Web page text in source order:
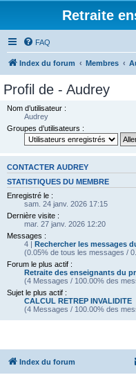
Retraite
FAQ
Index du forum Membres
Profil de - Audrey
Nom d’utilisateur :
Audrey
Groupes d’utilisateurs :
CONTACTER AUDREY
STATISTIQUES DU MEMBRE
Enregistré le :
sam. 24 janv. 2026 17:15
Dernière visite :
mar. 27 janv. 2026 12:20
Messages :
4 | Rechercher les messages
(0.05% de tous les messages /
Forum le plus actif :
Retraite des enseignants du
(4 Messages / 100.00% des
Sujet le plus actif :
CALCUL RETREP INVALIDITE
(4 Messages / 100.00% des
Index du forum